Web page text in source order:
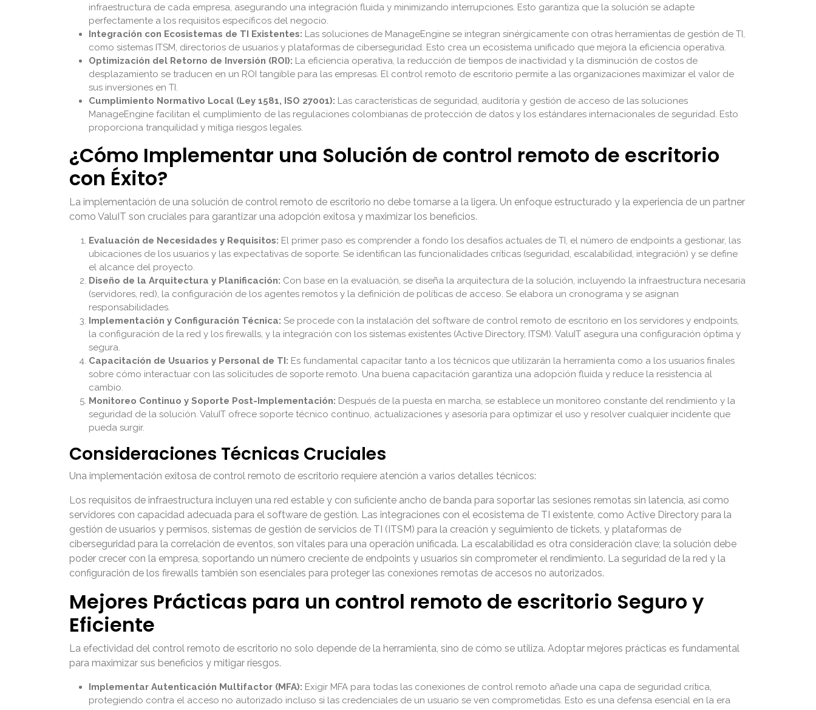
infraestructura de cada empresa, asegurando una integración fluida y minimizando interrupciones. Esto garantiza que la solución se adapte
perfectamente a los requisitos específicos del negocio.
Integración con Ecosistemas de TI Existentes: Las soluciones de ManageEngine se integran sinérgicamente con otras herramientas de gestión de TI,
como sistemas ITSM, directorios de usuarios y plataformas de ciberseguridad. Esto crea un ecosistema unificado que mejora la eficiencia operativa.
Optimización del Retorno de Inversión (ROI): La eficiencia operativa, la reducción de tiempos de inactividad y la disminución de costos de
desplazamiento se traducen en un ROI tangible para las empresas. El control remoto de escritorio permite a las organizaciones maximizar el valor de
sus inversiones en TI.
Cumplimiento Normativo Local (Ley 1581, ISO 27001): Las características de seguridad, auditoría y gestión de acceso de las soluciones
ManageEngine facilitan el cumplimiento de las regulaciones colombianas de protección de datos y los estándares internacionales de seguridad. Esto
proporciona tranquilidad y mitiga riesgos legales.
¿Cómo Implementar una Solución de control remoto de escritorio
con Éxito?
La implementación de una solución de control remoto de escritorio no debe tomarse a la ligera. Un enfoque estructurado y la experiencia de un partner
como ValuIT son cruciales para garantizar una adopción exitosa y maximizar los beneficios.
Evaluación de Necesidades y Requisitos: El primer paso es comprender a fondo los desafíos actuales de TI, el número de endpoints a gestionar, las
ubicaciones de los usuarios y las expectativas de soporte. Se identifican las funcionalidades críticas (seguridad, escalabilidad, integración) y se define
el alcance del proyecto.
Diseño de la Arquitectura y Planificación: Con base en la evaluación, se diseña la arquitectura de la solución, incluyendo la infraestructura necesaria
(servidores, red), la configuración de los agentes remotos y la definición de políticas de acceso. Se elabora un cronograma y se asignan
responsabilidades.
Implementación y Configuración Técnica: Se procede con la instalación del software de control remoto de escritorio en los servidores y endpoints,
la configuración de la red y los firewalls, y la integración con los sistemas existentes (Active Directory, ITSM). ValuIT asegura una configuración óptima y
segura.
Capacitación de Usuarios y Personal de TI: Es fundamental capacitar tanto a los técnicos que utilizarán la herramienta como a los usuarios finales
sobre cómo interactuar con las solicitudes de soporte remoto. Una buena capacitación garantiza una adopción fluida y reduce la resistencia al
cambio.
Monitoreo Continuo y Soporte Post-Implementación: Después de la puesta en marcha, se establece un monitoreo constante del rendimiento y la
seguridad de la solución. ValuIT ofrece soporte técnico continuo, actualizaciones y asesoría para optimizar el uso y resolver cualquier incidente que
pueda surgir.
Consideraciones Técnicas Cruciales
Una implementación exitosa de control remoto de escritorio requiere atención a varios detalles técnicos:
Los requisitos de infraestructura incluyen una red estable y con suficiente ancho de banda para soportar las sesiones remotas sin latencia, así como
servidores con capacidad adecuada para el software de gestión. Las integraciones con el ecosistema de TI existente, como Active Directory para la
gestión de usuarios y permisos, sistemas de gestión de servicios de TI (ITSM) para la creación y seguimiento de tickets, y plataformas de
ciberseguridad para la correlación de eventos, son vitales para una operación unificada. La escalabilidad es otra consideración clave; la solución debe
poder crecer con la empresa, soportando un número creciente de endpoints y usuarios sin comprometer el rendimiento. La seguridad de la red y la
configuración de los firewalls también son esenciales para proteger las conexiones remotas de accesos no autorizados.
Mejores Prácticas para un control remoto de escritorio Seguro y
Eficiente
La efectividad del control remoto de escritorio no solo depende de la herramienta, sino de cómo se utiliza. Adoptar mejores prácticas es fundamental
para maximizar sus beneficios y mitigar riesgos.
Implementar Autenticación Multifactor (MFA): Exigir MFA para todas las conexiones de control remoto añade una capa de seguridad crítica,
protegiendo contra el acceso no autorizado incluso si las credenciales de un usuario se ven comprometidas. Esto es una defensa esencial en la era